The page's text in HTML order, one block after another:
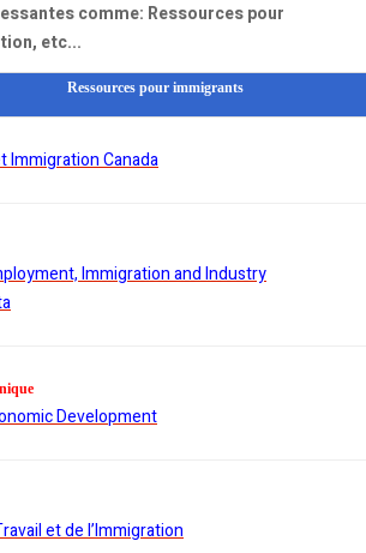
comme: Ressources pour
etc...
Ressources pour immigrants
Immigration Canada
Immigration and Industry
Development
et de l’Immigration